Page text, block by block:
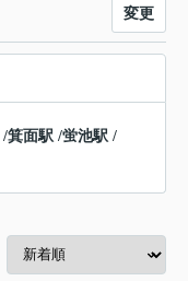
変更
/箕面駅 /蛍池駅 /